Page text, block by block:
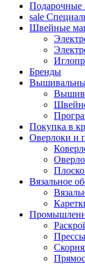
Подарочные
sale
Швейные
Бренды
Покупка в
Оверлоки и
Вязальное